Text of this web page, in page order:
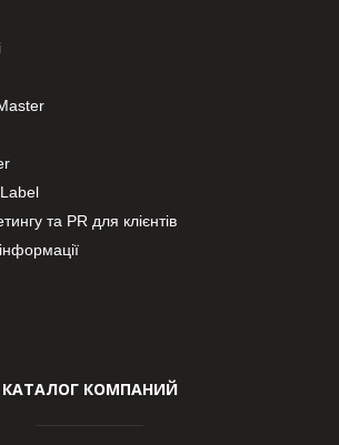
та PR для клієнтів
КАТАЛОГ КОМПАНИЙ